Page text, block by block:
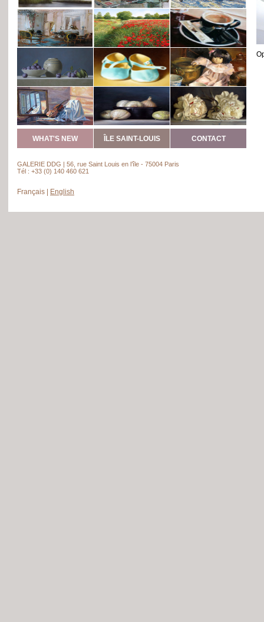
WHAT'S NEW ÎLE SAINT-LOUIS CONTACT
GALERIE DDG | 56, rue Saint Louis en l’île - 75004 Paris
Tél : +33 (0) 140 460 621
Français English